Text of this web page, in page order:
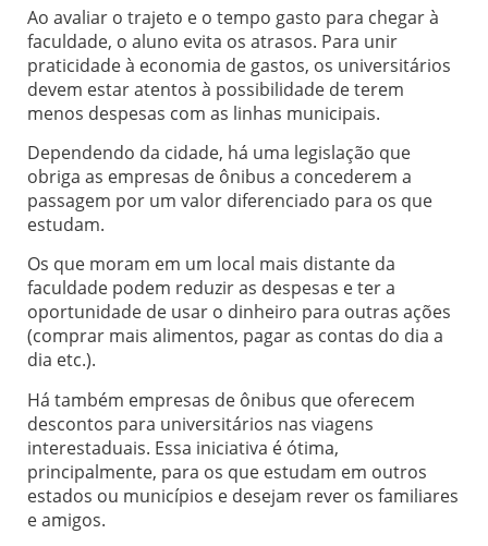
Ao avaliar o trajeto e o tempo gasto para chegar à
faculdade, o aluno evita os atrasos. Para unir
praticidade à economia de gastos, os universitários
devem estar atentos à possibilidade de terem
menos despesas com as linhas municipais.
Dependendo da cidade, há uma legislação que
obriga as empresas de ônibus a concederem a
passagem por um valor diferenciado para os que
estudam.
Os que moram em um local mais distante da
faculdade podem reduzir as despesas e ter a
oportunidade de usar o dinheiro para outras ações
(comprar mais alimentos, pagar as contas do dia a
dia etc.).
Há também empresas de ônibus que oferecem
descontos para universitários nas viagens
interestaduais. Essa iniciativa é ótima,
principalmente, para os que estudam em outros
estados ou municípios e desejam rever os familiares
e amigos.